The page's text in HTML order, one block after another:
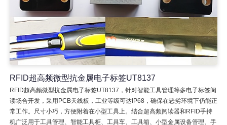
RFID超高频微型抗金属电子标签UT8137
RFID超高频微型抗金属电子标签UT8137，针对智能工具管理等多电子标签阅
读场合开发，采用PCB天线板，工业等级可达IP68，确保在恶劣环境下仍能正
常工作。尺寸小巧，方便附着在小型工具上。结合超高频阅读器和RFID手持
机广泛用于工具管理、智能工具柜、工具车、工具箱、小型金属设备管理、手